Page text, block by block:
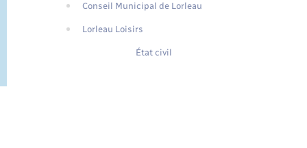
Traduction du
Conseil Municipal de Lorleau
Lorleau Loisirs
État civil